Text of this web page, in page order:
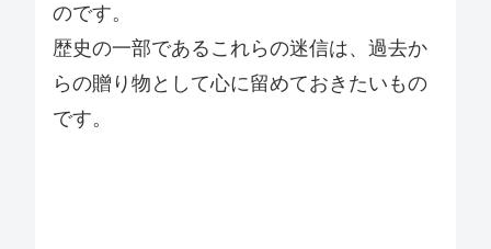
のです。
歴史の一部であるこれらの迷信は、過去か
らの贈り物として心に留めておきたいもの
です。